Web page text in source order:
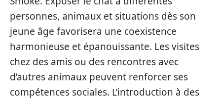
personnes, animaux et situations dès son
jeune âge favorisera une coexistence
harmonieuse et épanouissante. Les visites
chez des amis ou des rencontres avec
d’autres animaux peuvent renforcer ses
compétences sociales. L’introduction à des